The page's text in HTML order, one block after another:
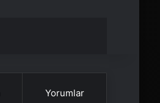
Yorumlar